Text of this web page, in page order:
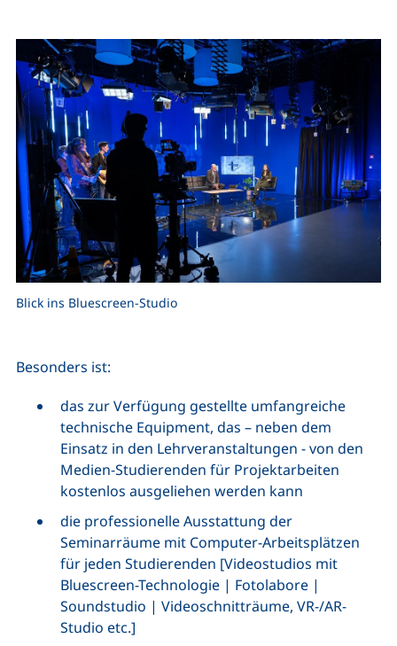
Blick ins Bluescreen-Studio
Besonders ist:
das zur Verfügung gestellte umfangreiche
technische Equipment, das – neben dem
Einsatz in den Lehrveranstaltungen - von den
Medien-Studierenden für Projektarbeiten
kostenlos ausgeliehen werden kann
die professionelle Ausstattung der
Seminarräume mit Computer-Arbeitsplätzen
für jeden Studierenden [Videostudios mit
Bluescreen-Technologie | Fotolabore |
Soundstudio | Videoschnitträume, VR-/AR-
Studio etc.]